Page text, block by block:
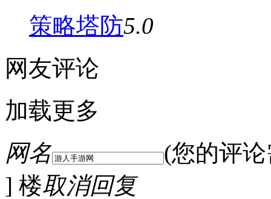
策略塔防5.0
网友评论
加载更多
网名
(您的评
] 楼取消回复